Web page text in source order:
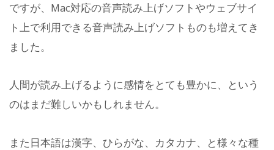
ですが、Mac対応の音声読み上げソフトやウェブサイ
ト上で利用できる音声読み上げソフトものも増えてき
ました。
人間が読み上げるように感情をとても豊かに、という
のはまだ難しいかもしれません。
また日本語は漢字、ひらがな、カタカナ、と様々な種